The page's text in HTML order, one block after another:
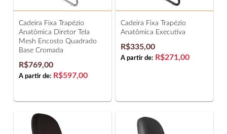
Cadeira Fixa Trapézio
Anatômica Diretor Tela
Mesh Encosto Quadrado
Base Cromada
R$769,00
A partir de: R$597,00
Cadeira Fixa Trapézio
Anatômica Executiva
R$335,00
A partir de: R$271,00